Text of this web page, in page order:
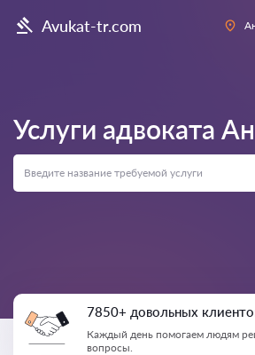
Avukat-tr.com
Услуги адвоката
7850+ довольных
Каждый день помогаем людям
вопросы.